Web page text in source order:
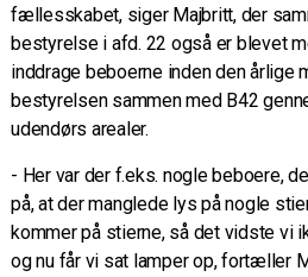
fællesskabet, siger Majbritt, der
bestyrelse i afd. 22 også er blevet
inddrage beboerne inden den årlige
bestyrelsen sammen med B42
udendørs arealer.
- Her var der f.eks. nogle beboere,
på, at der manglede lys på nogle
kommer på stierne, så det vidste vi
og nu får vi sat lamper op, fortæller